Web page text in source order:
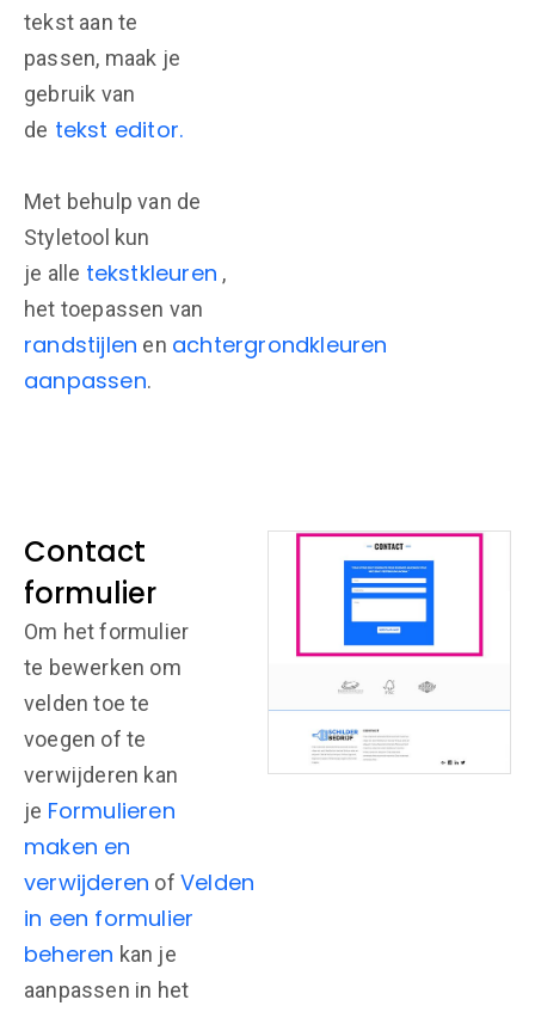
tekst aan te
passen, maak je
gebruik van
de tekst editor.
Met behulp van de
Styletool kun
je alle tekstkleuren ,
het toepassen van
randstijlen en achtergrondkleuren
aanpassen.
Contact
formulier
Om het formulier
te bewerken om
velden toe te
voegen of te
verwijderen kan
je Formulieren
maken en
verwijderen ofVelden
in een formulier
beheren kan je
aanpassen in het